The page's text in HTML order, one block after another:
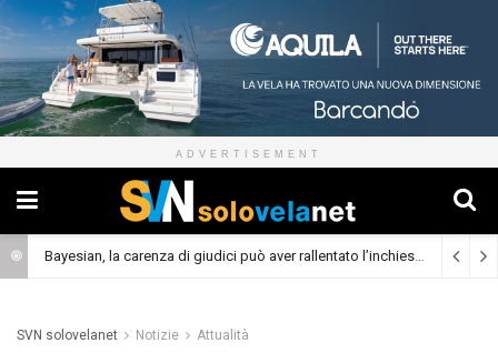
ADVERTISEMENT
Bayesian, la carenza di giudici può aver rallentato l’inchiesta (Cronaca)
SVN solovelanet Notizie Attualità